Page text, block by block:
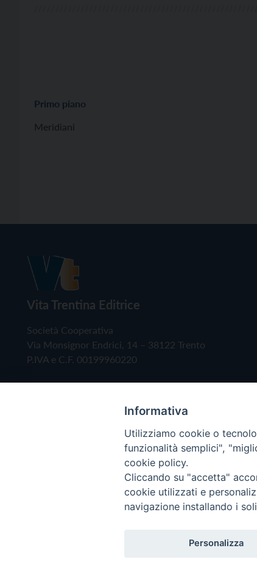
Primo piano
Meridiani
Vita Trentina Editrice
Società Cooperativa
Via Monsignor Endrici, 14 – 38122 Trento
P.IVA e C.F. 00199960220
Copyright © 2019 - Tutti i diritti riservati -
Informativa
Utilizziamo cookie o
funzionalità semplici",
cookie policy.
Cliccando su "accetta"
cookie utilizzati e
navigazione installando i
Personalizza